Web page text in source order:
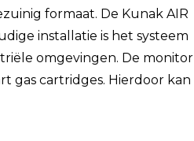
formaat. De Kunak AIR
installatie is het systeem
omgevingen. De monitor
gas cartridges. Hierdoor kan